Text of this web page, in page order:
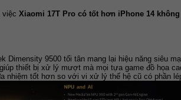
việc Xiaomi 17T Pro có tốt hơn iPhone 14 không
9500 tối tân mang lại hiệu năng siêu
thiết bị xử lý mượt mà mọi tựa game đồ họa
nhiệm tốt hơn so với vi xử lý thế hệ cũ có phần